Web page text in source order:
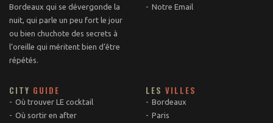
Bordeaux qui se dévergonde la
nuit, qui parle un peu fort le jour
ou bien chuchote des secrets à
l’oreille qui méritent bien d’être
répétés.
Notre Email
CITY GUIDE
Où trouver LE cocktail
Où sortir en after
LES VILLES
Bordeaux
Paris